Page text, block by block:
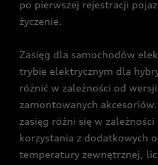
po pierwszej rejestracji
życzenie.
Zasięg dla samochodów
trybie elektrycznym dla
różnić w zależności od
zamontowanych
zasięg różni się w
korzystania z dodatkowych
temperatury zewnętrznej,